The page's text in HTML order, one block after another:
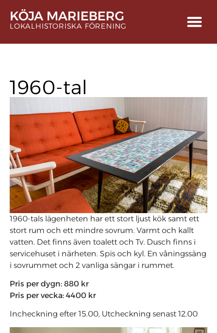
KÖJA MARIEBERG
LOKALHISTORISKA FÖRENING
1960-tal
1960-tals lägenheten har ett stort ljust kök samt ett
stort rum och ett mindre sovrum. Varmt och kallt
vatten. Det finns även toalett och Tv. Dusch finns i
servicehuset i närheten. Spis och kyl. En våningssäng
i sovrummet och 2 vanliga sängar i rummet.
Pris per dygn: 880 kr
Pris per vecka: 4400 kr
Incheckning efter 15.00, Utcheckning senast 12.00